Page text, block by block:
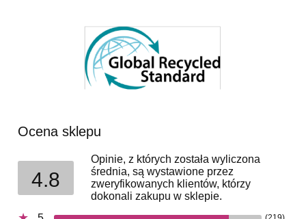
Ocena sklepu
4.8
Opinie, z których została wyliczona
średnia, są wystawione przez
zweryfikowanych klientów, którzy
dokonali zakupu w sklepie.